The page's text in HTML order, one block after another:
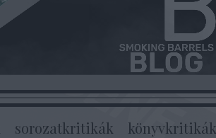
sorozatkritikák könyvkritikák